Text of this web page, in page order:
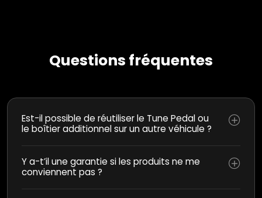
Questions fréquentes
Est-il possible de réutiliser le Tune Pedal ou
le boîtier additionnel sur un autre véhicule ?
Y a-t’il une garantie si les produits ne me
conviennent pas ?